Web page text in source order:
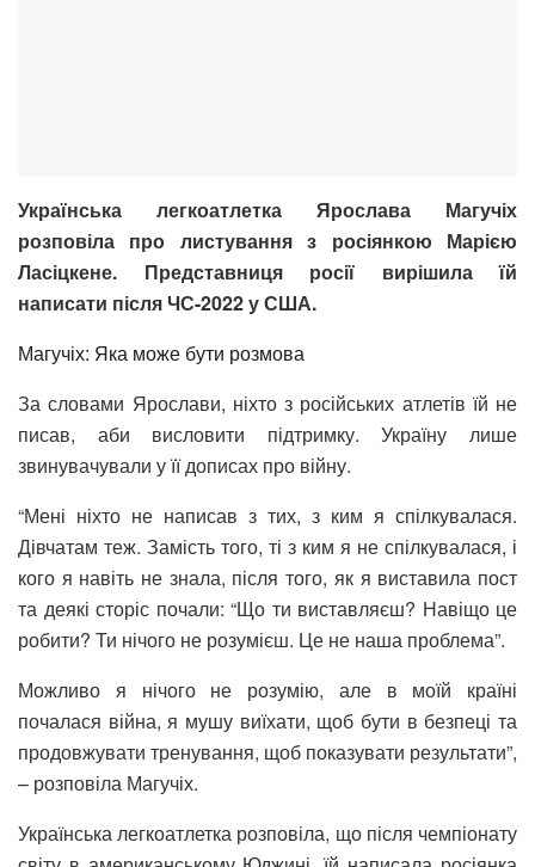
Українська легкоатлетка Ярослава Магучіх
розповіла про листування з росіянкою Марією
Ласіцкене. Представниця росії вирішила їй
написати після ЧС-2022 у США.
Магучіх: Яка може бути розмова
За словами Ярослави, ніхто з російських атлетів їй не
писав, аби висловити підтримку. Україну лише
звинувачували у її дописах про війну.
“Мені ніхто не написав з тих, з ким я спілкувалася.
Дівчатам теж. Замість того, ті з ким я не спілкувалася, і
кого я навіть не знала, після того, як я виставила пост
та деякі сторіс почали: “Що ти виставляєш? Навіщо це
робити? Ти нічого не розумієш. Це не наша проблема”.
Можливо я нічого не розумію, але в моїй країні
почалася війна, я мушу виїхати, щоб бути в безпеці та
продовжувати тренування, щоб показувати результати”,
– розповіла Магучіх.
Українська легкоатлетка розповіла, що після чемпіонату